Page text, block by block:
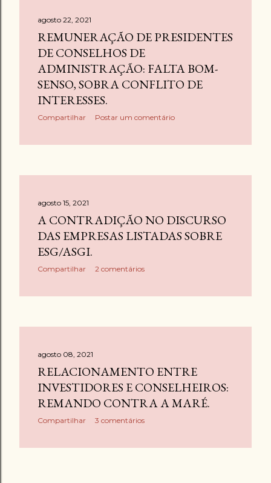
agosto 22, 2021
REMUNERAÇÃO DE PRESIDENTES
DE CONSELHOS DE
ADMINISTRAÇÃO: FALTA BOM-
SENSO, SOBRA CONFLITO DE
INTERESSES.
Compartilhar Postar um comentário
agosto 15, 2021
A CONTRADIÇÃO NO DISCURSO
DAS EMPRESAS LISTADAS SOBRE
ESG/ASGI.
Compartilhar 2 comentários
agosto 08, 2021
RELACIONAMENTO ENTRE
INVESTIDORES E CONSELHEIROS:
REMANDO CONTRA A MARÉ.
Compartilhar 3 comentários